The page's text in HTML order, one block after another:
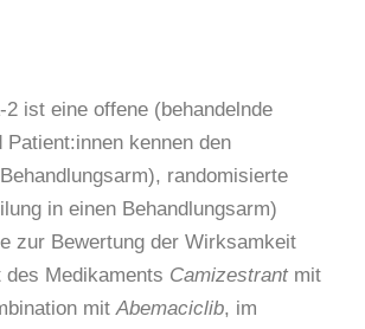
2 ist eine offene (behandelnde
Patient:innen kennen den
randomisierte
in einen Behandlungsarm)
zur Bewertung der Wirksamkeit
des Medikaments Camizestrantmit
mitAbemaciclib, im